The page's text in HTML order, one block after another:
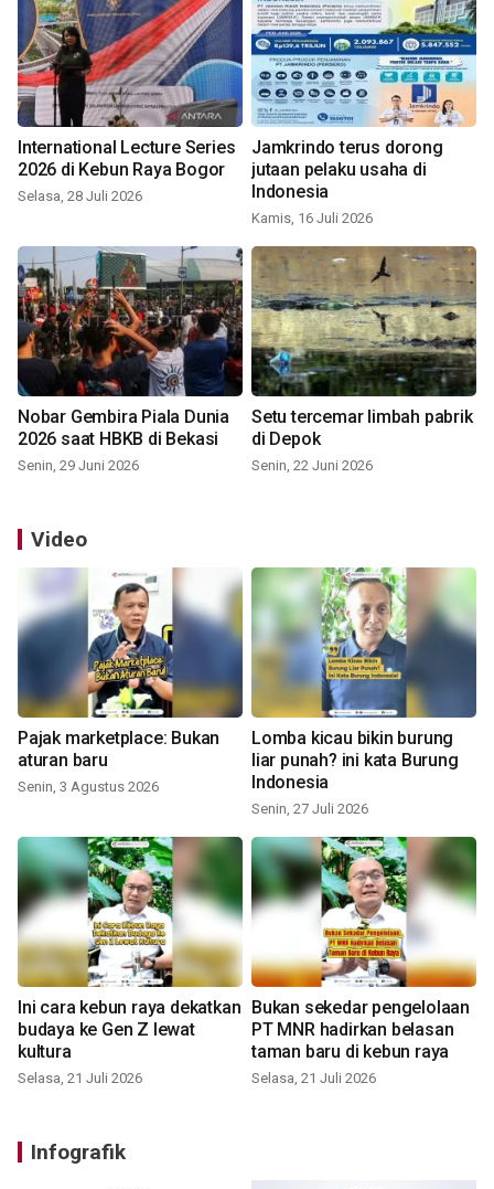
International Lecture Series
2026 di Kebun Raya Bogor
Selasa, 28 Juli 2026
Jamkrindo terus dorong
jutaan pelaku usaha di
Indonesia
Kamis, 16 Juli 2026
Nobar Gembira Piala Dunia
2026 saat HBKB di Bekasi
Senin, 29 Juni 2026
Setu tercemar limbah pabrik
di Depok
Senin, 22 Juni 2026
Video
Pajak marketplace: Bukan
aturan baru
Senin, 3 Agustus 2026
Lomba kicau bikin burung
liar punah? ini kata Burung
Indonesia
Senin, 27 Juli 2026
Ini cara kebun raya dekatkan
budaya ke Gen Z lewat
kultura
Selasa, 21 Juli 2026
Bukan sekedar pengelolaan
PT MNR hadirkan belasan
taman baru di kebun raya
Selasa, 21 Juli 2026
Infografik